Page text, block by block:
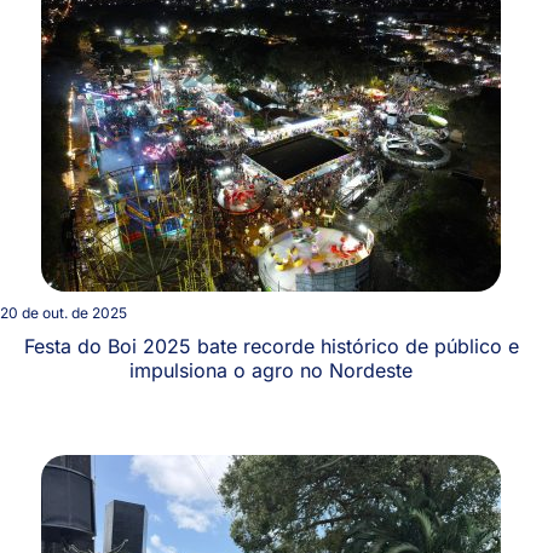
20 de out. de 2025
Festa do Boi 2025 bate recorde histórico de público e
impulsiona o agro no Nordeste